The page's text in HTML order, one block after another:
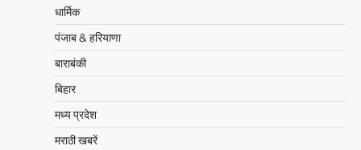
धार्मिक
पंजाब & हरियाणा
बाराबंकी
बिहार
मध्य प्रदेश
मराठी खबरें